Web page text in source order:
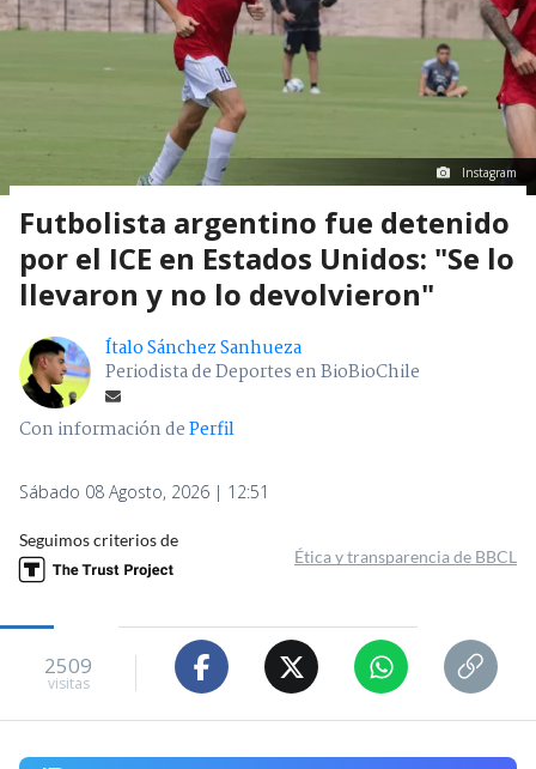
Instagram
Futbolista argentino fue detenido
por el ICE en Estados Unidos: "Se lo
llevaron y no lo devolvieron"
Ítalo Sánchez Sanhueza
Periodista de Deportes en BioBioChile
Con información dePerfil
Sábado 08 Agosto, 2026 | 12:51
Seguimos criterios de
Ética y transparencia de BBCL
2509
visitas